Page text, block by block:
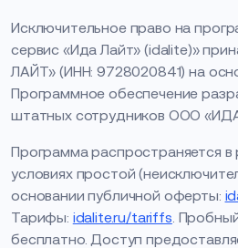
Исключительное право на
сервис «Ида Лайт» (idalite)»
ЛАЙТ» (ИНН: 9728020841) на
Программное обеспечение
штатных сотрудников ООО
Программа распространяется
условиях простой
основании публичной оферты:
Тарифы: idalite.ru/tariffs .
бесплатно. Доступ